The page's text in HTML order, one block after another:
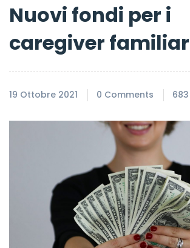
Nuovi fondi per i
caregiver
19 Ottobre 2021 0 Comments